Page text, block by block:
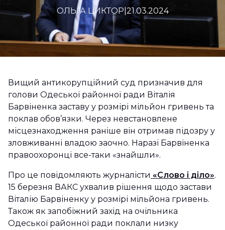
ОЛЬГА ЦИКТОР 21.03.2024
Вищий антикорупційний суд призначив для
голови Одеської районної ради Віталія
Барвіненка заставу у розмірі мільйон гривень та
поклав обов’язки. Через невстановлене
місцезнаходження раніше він отримав підозру у
зловживанні владою заочно. Наразі Барвіненка
правоохоронці все-таки «знайшли».
Про це повідомляють журналісти «Слово і діло».
15 березня ВАКС ухвалив рішення щодо застави
Віталію Барвіненку у розмірі мільйона гривень.
Також як запобіжний захід на очільника
Одеської районної ради поклали низку